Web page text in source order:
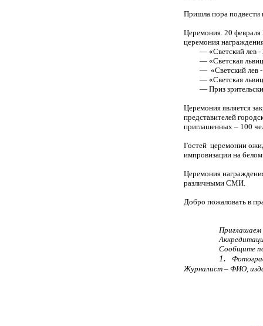
Пришла пора подвести
Церемония. 20 февраля
церемония
— «Светский лев -
— «Светская львица
— «Светский лев -
— «Светская львица
— Приз
Церемония является
представителей
приглашенных – 100
Гостей церемонии
импровизации на
Церемония
различными СМИ.
Добро пожаловать в
Приглашаем
Сообщите
1.
Журналист – ФИО,